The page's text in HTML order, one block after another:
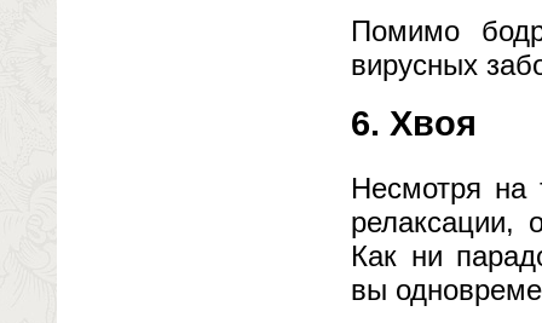
Помимо
вирусных
6. Хвоя
Несмотря на
релаксации,
Как ни
вы